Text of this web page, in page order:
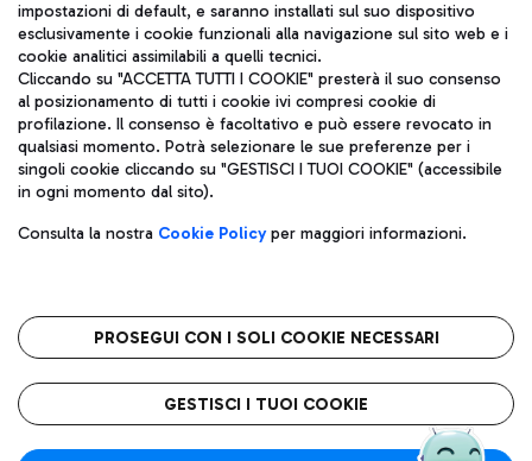
Aeroporti di Roma S.p.A. - Società soggetta a direzione e
coordinamento di Mundys S.p.A.
Codice fiscale e Registro delle Imprese di Roma 13032990155 P.
IVA 06572251004
Capitale sociale 62.224.743,00 int. vers.
Sede legale: Via Pier Paolo Racchetti 1 - 00054 Fiumicino (RM)
telefono +39 06 65951
Privacy policy
Note legali
Roma FCO
L'aeroporto stellato
impostazioni di default, e saranno installati sul suo dispositivo
esclusivamente i cookie funzionali alla navigazione sul sito web e i
cookie analitici assimilabili a quelli tecnici.
Cliccando su "ACCETTA TUTTI I COOKIE" presterà il suo consenso
al posizionamento di tutti i cookie ivi compresi cookie di
profilazione. Il consenso è facoltativo e può essere revocato in
qualsiasi momento. Potrà selezionare le sue preferenze per i
singoli cookie cliccando su "GESTISCI I TUOI COOKIE" (accessibile
in ogni momento dal sito).
Consulta la nostra Cookie Policyper maggiori informazioni.
PROSEGUI CON I SOLI COOKIE NECESSARI
GESTISCI I TUOI COOKIE